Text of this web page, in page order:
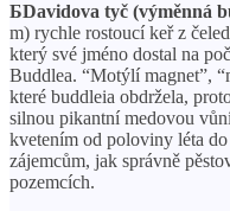
БDavidova tyč (výměnná
m) rychle rostoucí keř z
který své jméno dostal na
Buddlea. “Motýlí magnet”,
které buddleia obdržela,
silnou pikantní medovou
kvetením od poloviny léta
zájemcům, jak správně
pozemcích.